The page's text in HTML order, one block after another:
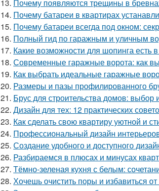
13. Почему появляются трещины в
14. Почему батареи в квартирах
15. Почему батареи всегда под окном:
16. Полный гид по гаражным и уличным
17. Какие возможности для шопинга есть
18. Современные гаражные ворота: как
19. Как выбрать идеальные гаражные
20. Размеры и пазы профилированного
21. Брус для строительства домов: выбор
22. Дизайн для тех: 12 практических
23. Как сделать свою квартиру уютной и
24. Профессиональный дизайн
25. Создание удобного и доступного
26. Разбираемся в плюсах и минусах
27. Тёмно-зеленая кухня с белым:
28. Хочешь очистить поры и избавиться